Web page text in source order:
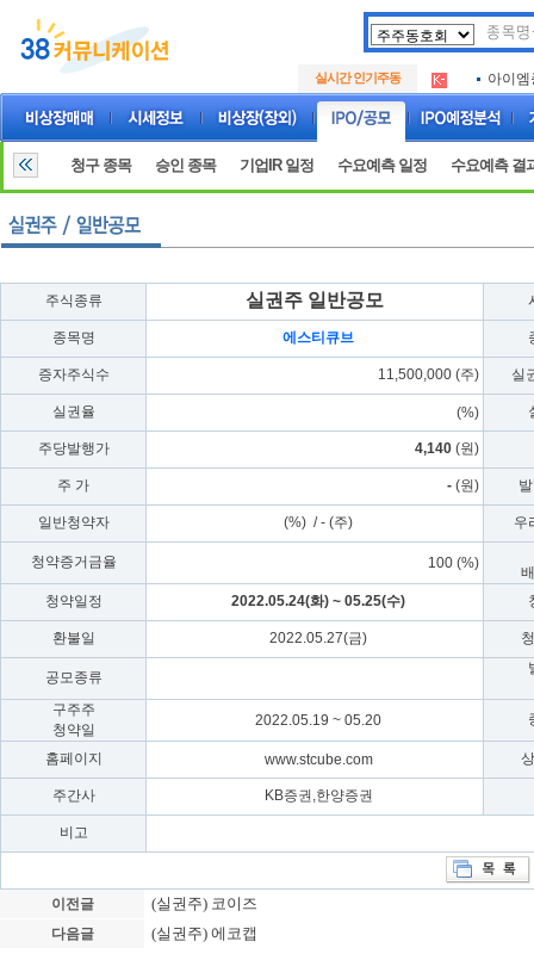
실시간 인기주동
.
아크로
아이엠
.
아크로
루켄테
청구 종목 승인 종목 기업IR 일정 수요예측 일정 수요예측 결
주식종류 실권주 일반공모
종목명 에스티큐브
증자주식수 11,500,000 (주) 실
실권율 (%)
주당발행가 4,140 (원)
주 가 - (원)
일반청약자 (%) / - (주) 우
청약증거금율 100 (%)
청약일정
2022.05.24(화) ~ 05.25(수)
환불일 2022.05.27(금)
공모종류
구주주
청약일
2022.05.19 ~ 05.20
홈페이지 www.stcube.com
주간사 KB증권,한양증권
비고
이전글 (실권주) 코이즈
다음글 (실권주) 에코캡